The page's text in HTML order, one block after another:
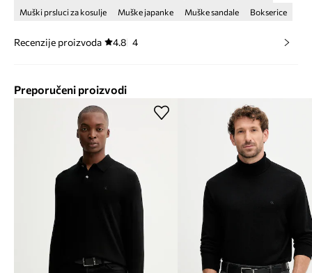
Muški prsluci za kosulje
Muške japanke Muške sandale Bokserice
Recenzije proizvoda 4.8 4
Preporučeni proizvodi